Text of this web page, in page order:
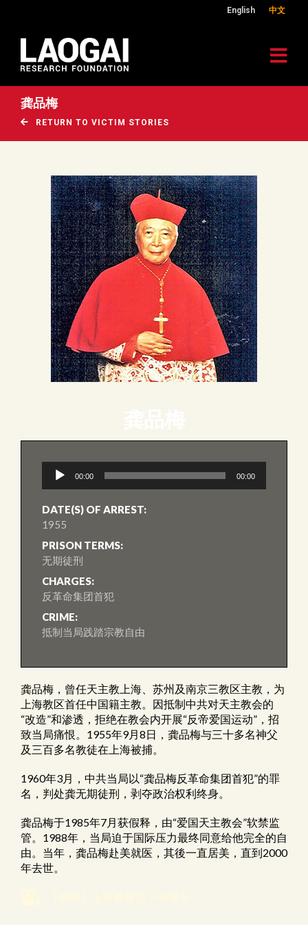
English 中文
龚品梅
RETURN TO VICTIM STORIES
放
器
00:00 00:00
DATE(S) OF ARREST:
1955
PRISON TERMS:
无期徒刑
CHARGES:
反革命集团首犯
CRIME:
抵制当局践踏宗教自由
龚品梅，曾任天主教上海、苏州及南京三教区主教，为
上海教区首任中国籍主教。因抵制中共对天主教会的
“改造”和渗透，拒绝在教会内开展“反帝爱国运动”，招
致当局痛恨。1955年9月8日，龚品梅与三十多名神父
及三百多名教徒在上海被捕。
1960年3月，中共当局以“龚品梅反革命集团首犯”的罪
名，判处龚无期徒刑，剥夺政治权利终身。
龚品梅于1985年7月获假释，由“爱国天主教会”软禁监
管。1988年，当局迫于国际压力最终同意给他完全的自
由。当年，龚品梅赴美就医，其後一直居美，直到2000
年去世。